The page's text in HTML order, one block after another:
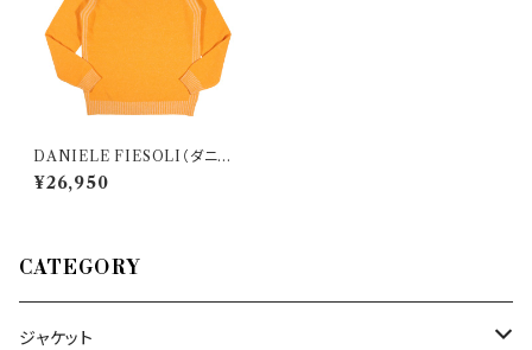
DANIELE FIESOLI（ダニエ
レフィエゾーリ） 丸首セーター
DF 0260/ 31472
¥26,950
CATEGORY
ジャケット